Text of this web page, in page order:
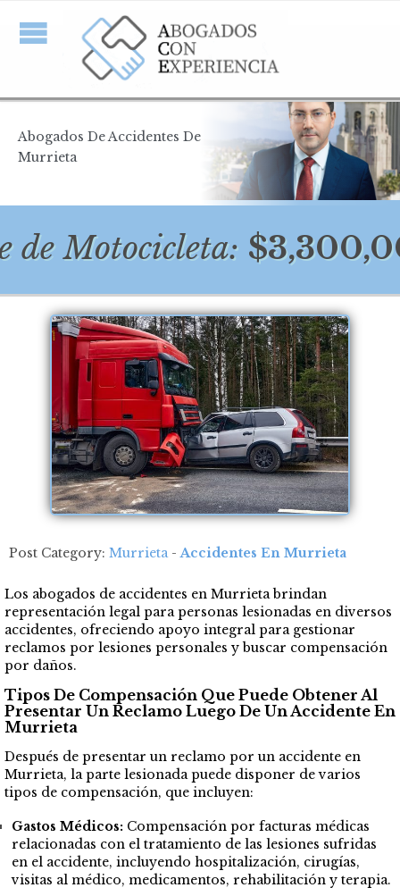
Abogados De Accidentes De
Murrieta
$3,300,000 ·
Post Category: Murrieta-Accidentes En Murrieta
Los abogados de accidentes en Murrieta brindan
representación legal para personas lesionadas en diversos
accidentes, ofreciendo apoyo integral para gestionar
reclamos por lesiones personales y buscar compensación
por daños.
Tipos De Compensación Que Puede Obtener Al
Presentar Un Reclamo Luego De Un Accidente En
Murrieta
Después de presentar un reclamo por un accidente en
Murrieta, la parte lesionada puede disponer de varios
tipos de compensación, que incluyen:
Gastos Médicos: Compensación por facturas médicas
relacionadas con el tratamiento de las lesiones sufridas
en el accidente, incluyendo hospitalización, cirugías,
visitas al médico, medicamentos, rehabilitación y terapia.